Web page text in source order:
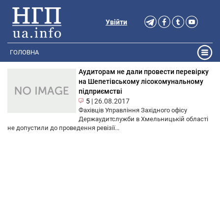
Увійти
ГОЛОВНА
Аудиторам не дали провести перевірку
на Шепетівському лісокомунальному
підприємстві
5 |26.08.2017
Фахівців Управління Західного офісу
Держаудитслужби в Хмельницькій області
не допустили до проведення ревізії...